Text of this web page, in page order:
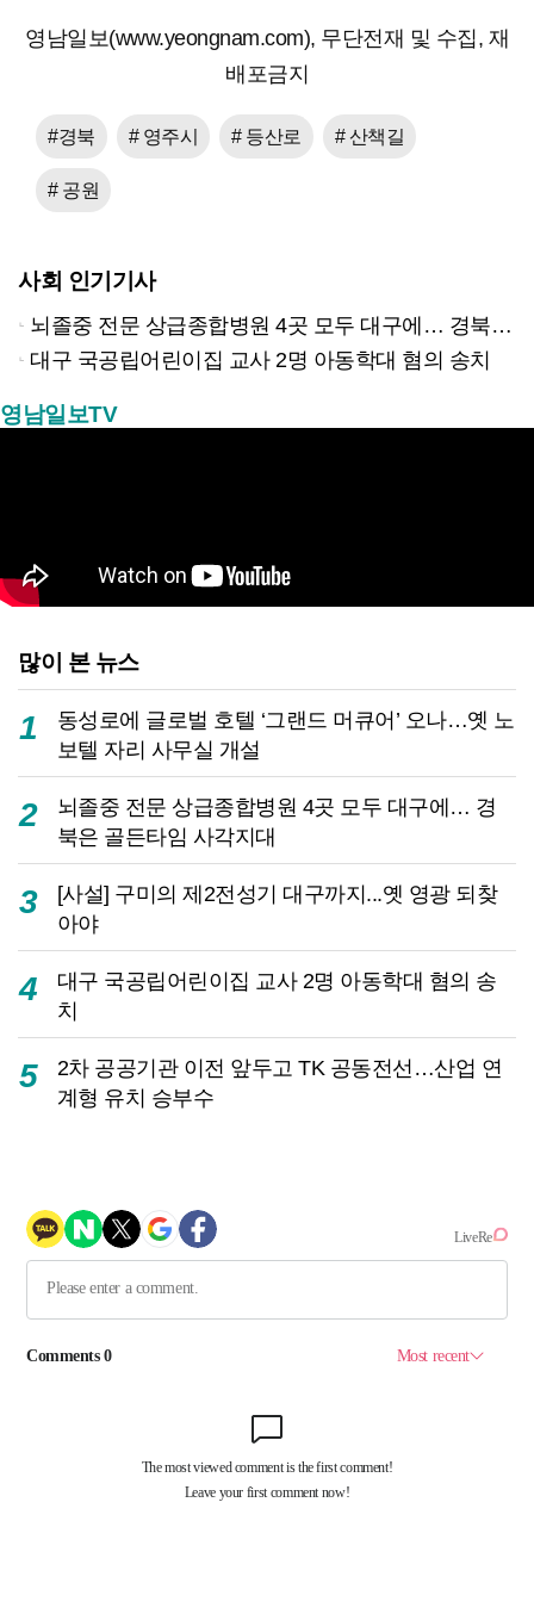
영남일보(www.yeongnam.com), 무단전재 및 수집, 재
배포금지
#경북 # 영주시 # 등산로 # 산책길
# 공원
사회 인기기사
뇌졸중 전문 상급종합병원 4곳 모두 대구에… 경북은 골든타임 사각지대
대구 국공립어린이집 교사 2명 아동학대 혐의 송치
영남일보TV
많이 본 뉴스
1
동성로에 글로벌 호텔 ‘그랜드 머큐어’ 오나…옛 노
보텔 자리 사무실 개설
2
뇌졸중 전문 상급종합병원 4곳 모두 대구에… 경
북은 골든타임 사각지대
3
[사설] 구미의 제2전성기 대구까지...옛 영광 되찾
아야
4
대구 국공립어린이집 교사 2명 아동학대 혐의 송
치
5
2차 공공기관 이전 앞두고 TK 공동전선…산업 연
계형 유치 승부수